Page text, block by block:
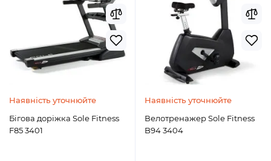
Наявність уточнюйте
Бігова доріжка Sole Fitness
F85 3401
Наявність уточнюйте
Велотренажер Sole Fitness
B94 3404